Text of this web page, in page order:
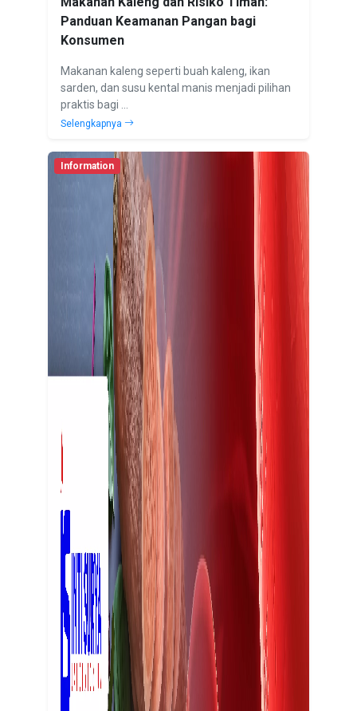
Panduan Keamanan Pangan bagi
Konsumen
Makanan kaleng seperti buah kaleng, ikan
sarden, dan susu kental manis menjadi pilihan
praktis bagi ...
Selengkapnya
Information